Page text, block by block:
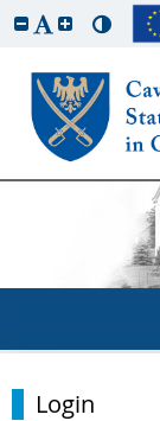
Login